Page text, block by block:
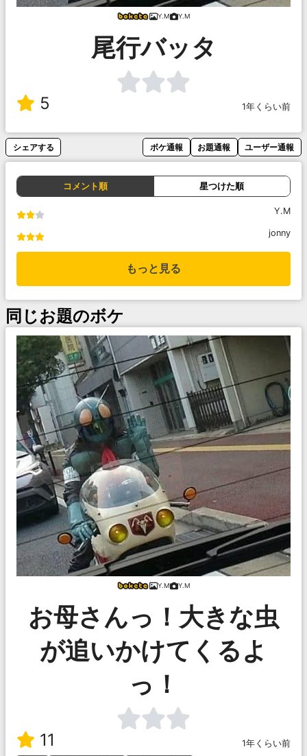
Y.M Y.M
尾行バッタ
5 1年くらい前
シェアする ボケ通報 お題通報 ユーザー通報
コメント順 星つけた順
Y.M
jonny
もっと見る
同じお題のボケ
Y.M Y.M
お母さんっ！大きな虫
が追いかけてくるよ
っ！
11
1年くらい前